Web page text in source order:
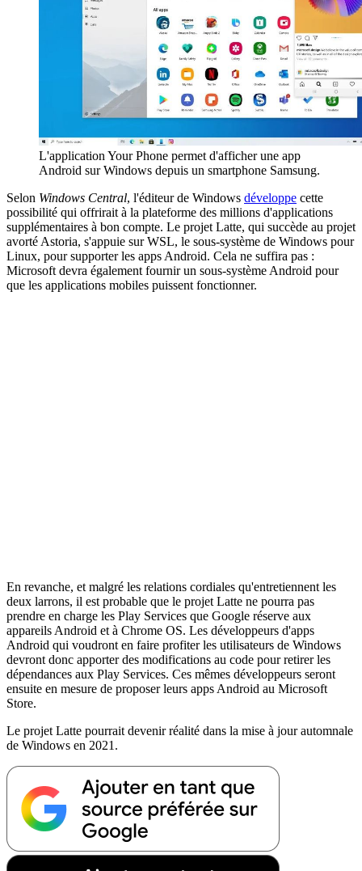
L'application Your Phone permet d'afficher une app
Android sur Windows depuis un smartphone Samsung.
Selon Windows Central, l'éditeur de Windows développe cette
possibilité qui offrirait à la plateforme des millions d'applications
supplémentaires à bon compte. Le projet Latte, qui succède au projet
avorté Astoria, s'appuie sur WSL, le sous-système de Windows pour
Linux, pour supporter les apps Android. Cela ne suffira pas :
Microsoft devra également fournir un sous-système Android pour
que les applications mobiles puissent fonctionner.
En revanche, et malgré les relations cordiales qu'entretiennent les
deux larrons, il est probable que le projet Latte ne pourra pas
prendre en charge les Play Services que Google réserve aux
appareils Android et à Chrome OS. Les développeurs d'apps
Android qui voudront en faire profiter les utilisateurs de Windows
devront donc apporter des modifications au code pour retirer les
dépendances aux Play Services. Ces mêmes développeurs seront
ensuite en mesure de proposer leurs apps Android au Microsoft
Store.
Le projet Latte pourrait devenir réalité dans la mise à jour automnale
de Windows en 2021.